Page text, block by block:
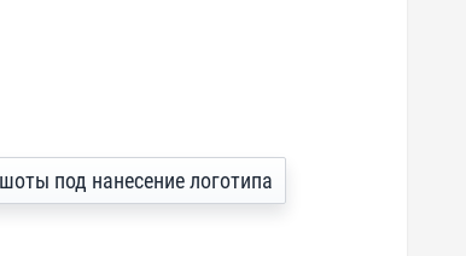
под нанесение логотипа